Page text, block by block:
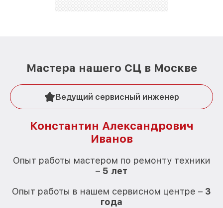
Мастера нашего СЦ в Москве
Ведущий сервисный инженер
Константин Александрович
Иванов
Опыт работы мастером по ремонту техники
– 5 лет
Опыт работы в нашем сервисном центре – 3
года